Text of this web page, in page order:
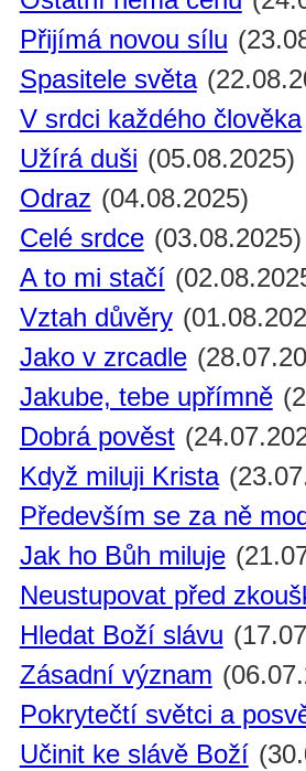
Přijímá novou sílu
Spasitele světa
V srdci každého člověka
Užírá duši (05.08.2025)
Odraz (04.08.2025)
Celé srdce (03.08.2025)
A to mi stačí
Vztah důvěry
Jako v zrcadle
Jakube, tebe upřímně
Dobrá pověst
Když miluji Krista
Především se za ně
Jak ho Bůh miluje
Neustupovat před
Hledat Boží slávu
Zásadní význam
Pokrytečtí světci a
Učinit ke slávě Boží